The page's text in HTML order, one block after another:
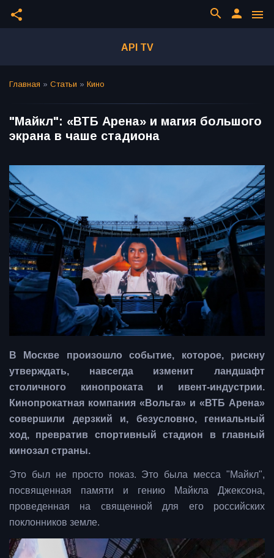
share menu
person
search
API TV
Главная » Статьи » Кино
"Майкл": «ВТБ Арена» и магия большого
экрана в чаше стадиона
В Москве произошло событие, которое, рискну
утверждать, навсегда изменит ландшафт
столичного кинопроката и ивент-индустрии.
Кинопрокатная компания «Вольга» и «ВТБ Арена»
совершили дерзкий и, безусловно, гениальный
ход, превратив спортивный стадион в главный
кинозал страны.
Это был не просто показ. Это была месса "Майкл",
посвященная памяти и гению Майкла Джексона,
проведенная на священной для его российских
поклонников земле.